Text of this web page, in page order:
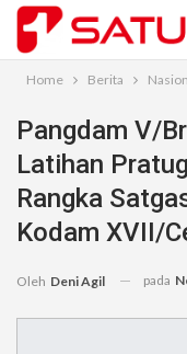
Home Berita
Pangdam V/
Latihan
Rangka
Kodam XVII/
Oleh Deni Agil pada